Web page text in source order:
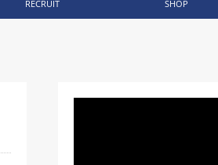
RECRUIT SHOP